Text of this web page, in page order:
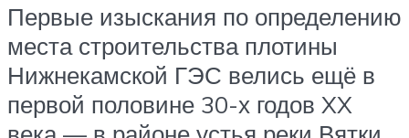
Первые изыскания по определению
места строительства плотины
Нижнекамской ГЭС велись ещё в
первой половине 30-х годов XX